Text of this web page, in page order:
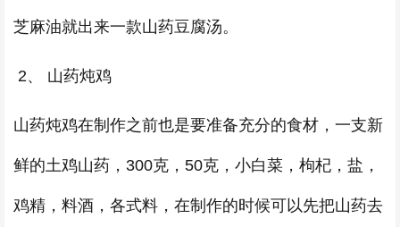
芝麻油就出来一款山药豆腐汤。
2、 山药炖鸡
山药炖鸡在制作之前也是要准备充分的食材，一支新
鲜的土鸡山药，300克，50克，小白菜，枸杞，盐，
鸡精，料酒，各式料，在制作的时候可以先把山药去